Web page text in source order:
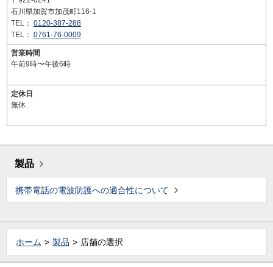
石川県加賀市加茂町116-1
TEL： 0120-387-288
TEL： 0761-76-0009
営業時間
午前9時〜午後6時
定休日
無休
製品
携帯電話の電波防護への適合性について
ホーム 製品 店舗の選択